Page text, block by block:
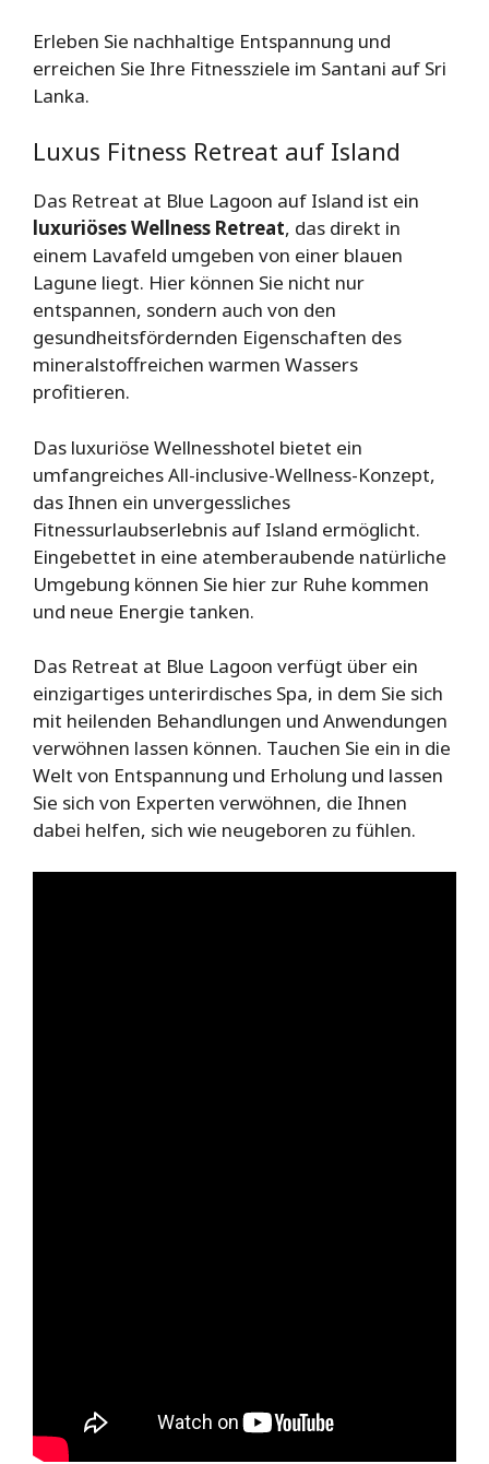
Erleben Sie nachhaltige Entspannung und
erreichen Sie Ihre Fitnessziele im Santani auf Sri
Lanka.
Luxus Fitness Retreat auf Island
Das Retreat at Blue Lagoon auf Island ist ein
luxuriöses Wellness Retreat, das direkt in
einem Lavafeld umgeben von einer blauen
Lagune liegt. Hier können Sie nicht nur
entspannen, sondern auch von den
gesundheitsfördernden Eigenschaften des
mineralstoffreichen warmen Wassers
profitieren.
Das luxuriöse Wellnesshotel bietet ein
umfangreiches All-inclusive-Wellness-Konzept,
das Ihnen ein unvergessliches
Fitnessurlaubserlebnis auf Island ermöglicht.
Eingebettet in eine atemberaubende natürliche
Umgebung können Sie hier zur Ruhe kommen
und neue Energie tanken.
Das Retreat at Blue Lagoon verfügt über ein
einzigartiges unterirdisches Spa, in dem Sie sich
mit heilenden Behandlungen und Anwendungen
verwöhnen lassen können. Tauchen Sie ein in die
Welt von Entspannung und Erholung und lassen
Sie sich von Experten verwöhnen, die Ihnen
dabei helfen, sich wie neugeboren zu fühlen.